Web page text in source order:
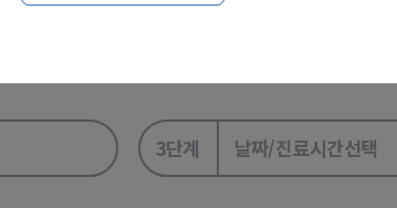
3단계 날짜/진료시간선택